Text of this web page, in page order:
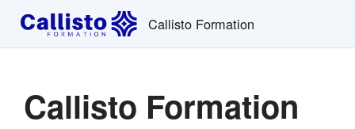
Passer au contenu principal
Callisto Formation
Callisto Formation